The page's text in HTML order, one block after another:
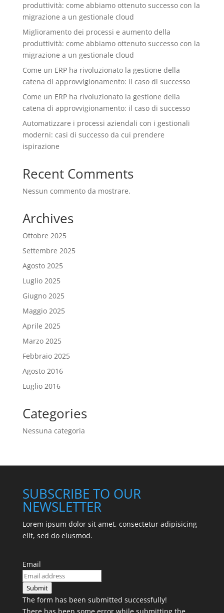
produttività: come abbiamo ottenuto successo con la
migrazione a un gestionale cloud
Miglioramento dei processi e aumento della
produttività: come abbiamo ottenuto successo con la
migrazione a un gestionale cloud
Come un ERP ha rivoluzionato la gestione della
catena di approvvigionamento: il caso di successo
Come un ERP ha rivoluzionato la gestione della
catena di approvvigionamento: il caso di successo
Automatizzare i processi aziendali con i gestionali
moderni: casi di successo da cui prendere
ispirazione
Recent Comments
Nessun commento da mostrare.
Archives
Ottobre 2025
Settembre 2025
Agosto 2025
Luglio 2025
Giugno 2025
Maggio 2025
Aprile 2025
Marzo 2025
Febbraio 2025
Agosto 2016
Luglio 2016
Categories
Nessuna categoria
SUBSCRIBE TO OUR
NEWSLETTER
Lorem ipsum dolor sit amet, consectetur adipisicing
elit, sed do eiusmod.
Email
Submit
The form has been submitted successfully!